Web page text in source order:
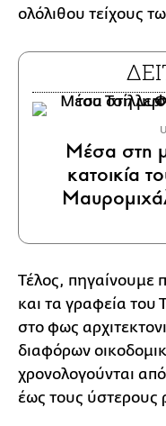
ολόλιθου τείχους
Μέσα στη
κατοικία
Τέλος, πηγαίνουμε
και τα γραφεία
στο φως
διαφόρων
χρονολογούνται
έως τους ύστερους